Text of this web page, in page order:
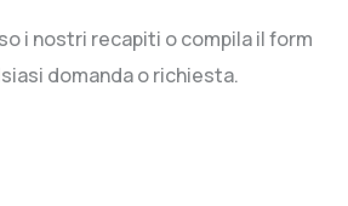
i nostri recapiti o compila il form
domanda o richiesta.